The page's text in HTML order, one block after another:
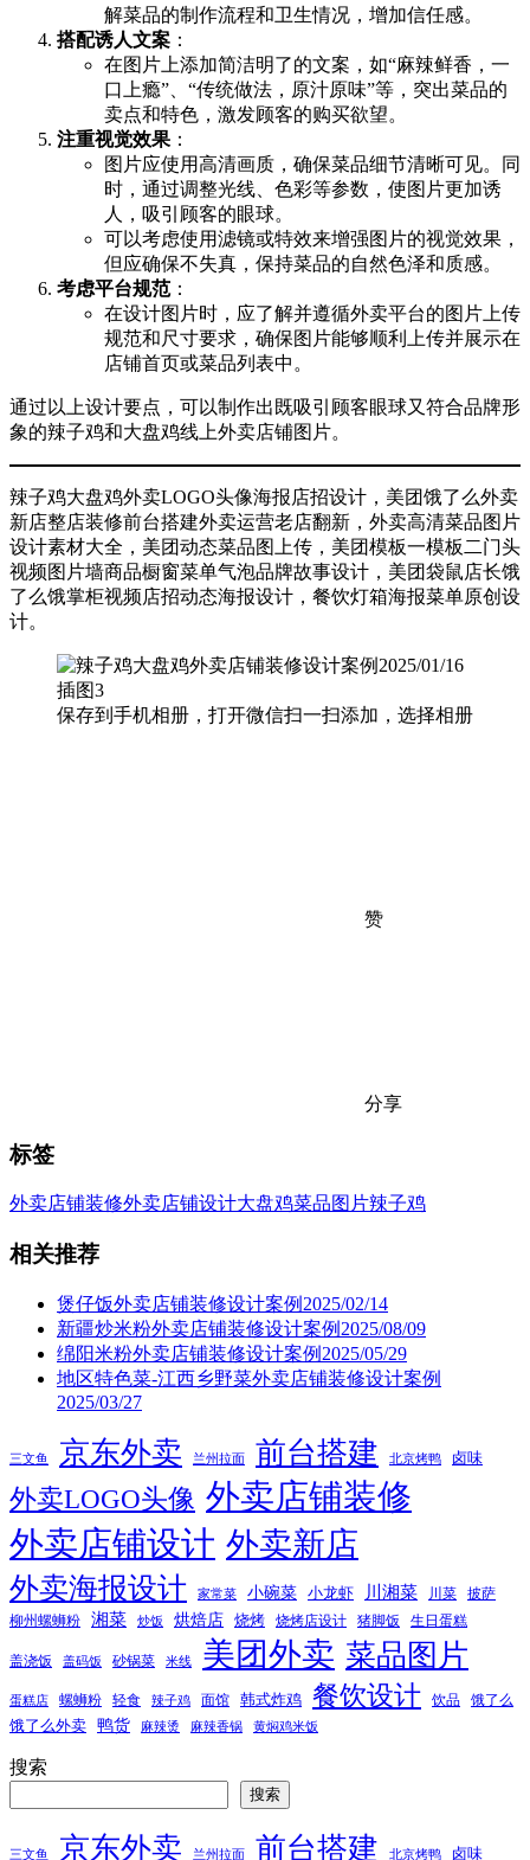
解菜品的制作流程和卫生情况，增加信任感‌。
搭配诱人文案 ‌：
在图片上添加简洁明了的文案，如“麻辣鲜香，一
口上瘾”、“传统做法，原汁原味”等，突出菜品的
卖点和特色，激发顾客的购买欲望‌。
注重视觉效果 ‌：
图片应使用高清画质，确保菜品细节清晰可见。同
时，通过调整光线、色彩等参数，使图片更加诱
人，吸引顾客的眼球‌。
可以考虑使用滤镜或特效来增强图片的视觉效果，
但应确保不失真，保持菜品的自然色泽和质感‌。
考虑平台规范‌：
在设计图片时，应了解并遵循外卖平台的图片上传
规范和尺寸要求，确保图片能够顺利上传并展示在
店铺首页或菜品列表中‌。
通过以上设计要点，可以制作出既吸引顾客眼球又符合品牌形
象的辣子鸡和大盘鸡线上外卖店铺图片。
辣子鸡大盘鸡外卖LOGO头像海报店招设计，美团饿了么外卖
新店整店装修前台搭建外卖运营老店翻新，外卖高清菜品图片
设计素材大全，美团动态菜品图上传，美团模板一模板二门头
视频图片墙商品橱窗菜单气泡品牌故事设计，美团袋鼠店长饿
了么饿掌柜视频店招动态海报设计，餐饮灯箱海报菜单原创设
计。
保存到手机相册，打开微信扫一扫添加，选择相册
赞
分享
标签
外卖店铺装修外卖店铺设计大盘鸡菜品图片辣子鸡
相关推荐
煲仔饭外卖店铺装修设计案例2025/02/14
新疆炒米粉外卖店铺装修设计案例2025/08/09
绵阳米粉外卖店铺装修设计案例2025/05/29
地区特色菜-江西乡野菜外卖店铺装修设计案例
2025/03/27
三文鱼 京东外卖 兰州拉面 前台搭建 北京烤鸭 卤味
外卖LOGO头像 外卖店铺装修
外卖店铺设计 外卖新店
外卖海报设计 家常菜 小碗菜 小龙虾 川湘菜 川菜
披萨
柳州螺蛳粉
湘菜 炒饭 烘焙店 烧烤 烧烤店设计 猪脚饭 生日蛋糕
盖浇饭 盖码饭 砂锅菜 米线 美团外卖 菜品图片
蛋糕店 螺蛳粉 轻食 辣子鸡 面馆 韩式炸鸡 餐饮设计 饮品 饿了么
饿了么外卖 鸭货 麻辣烫 麻辣香锅 黄焖鸡米饭
搜索
搜索
三文鱼 京东外卖 兰州拉面 前台搭建 北京烤鸭 卤味